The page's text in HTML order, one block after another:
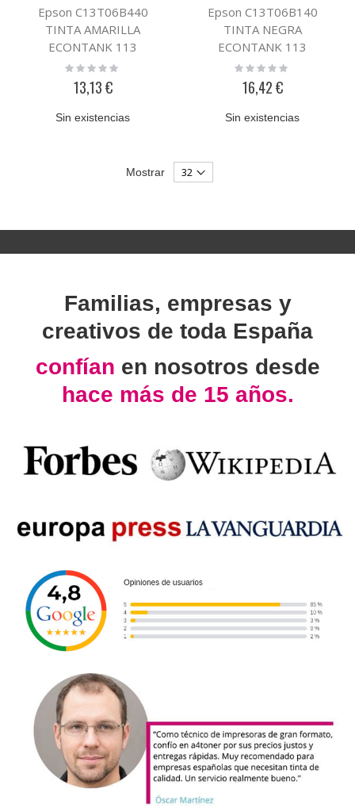
Epson C13T06B440
TINTA AMARILLA
ECONTANK 113
Rating:
13,13 €
Sin existencias
Epson C13T06B140
TINTA NEGRA
ECONTANK 113
Rating:
16,42 €
Sin existencias
Mostrar
Familias, empresas y
creativos de toda España
confían en nosotros desde
hace más de 15 años.